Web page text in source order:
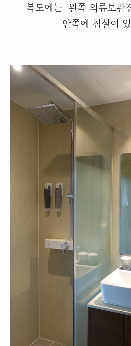
복도에는 왼쪽 의류보관
안쪽에 침실이